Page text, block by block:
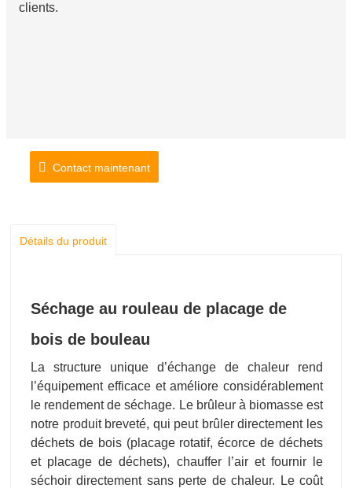
clients.
Contact maintenant
Détails du produit
Séchage au rouleau de placage de
bois de bouleau
La structure unique d’échange de chaleur rend
l’équipement efficace et améliore considérablement
le rendement de séchage. Le brûleur à biomasse est
notre produit breveté, qui peut brûler directement les
déchets de bois (placage rotatif, écorce de déchets
et placage de déchets), chauffer l’air et fournir le
séchoir directement sans perte de chaleur. Le coût